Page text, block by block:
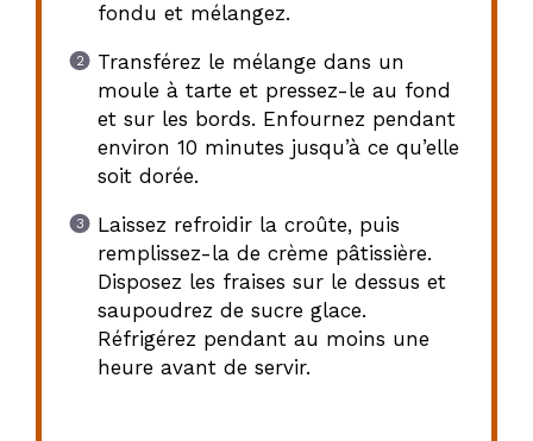
fondu et mélangez.
Transférez le mélange dans un
moule à tarte et pressez-le au fond
et sur les bords. Enfournez pendant
environ 10 minutes jusqu’à ce qu’elle
soit dorée.
Laissez refroidir la croûte, puis
remplissez-la de crème pâtissière.
Disposez les fraises sur le dessus et
saupoudrez de sucre glace.
Réfrigérez pendant au moins une
heure avant de servir.